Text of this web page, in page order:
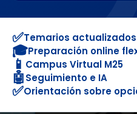
✅Temarios actualizados
🎓Preparación online
📱 Campus Virtual M25
🤖Seguimiento e IA
✅Orientación sobre